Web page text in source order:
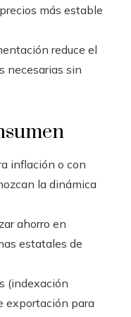
más estable
reduce el
necesarias sin
inflación o con
la dinámica
ahorro en
estatales de
(indexación
exportación para